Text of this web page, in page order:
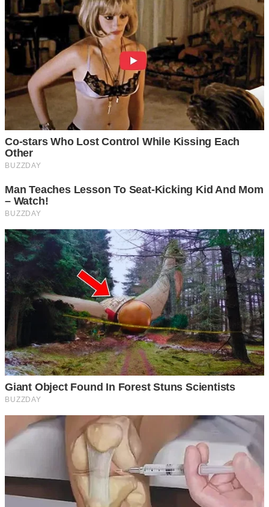
เป็นการส่งสัญญาณบอกให้เราแซงไปได้เลย ทางข้างหน้า
สะดวกแล้ว